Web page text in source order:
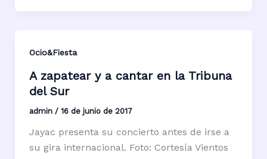
Ocio&Fiesta
A zapatear y a cantar en la Tribuna
del Sur
admin / 16 de junio de 2017
Jayac presenta su concierto antes de irse a
su gira internacional. Foto: Cortesía Vientos